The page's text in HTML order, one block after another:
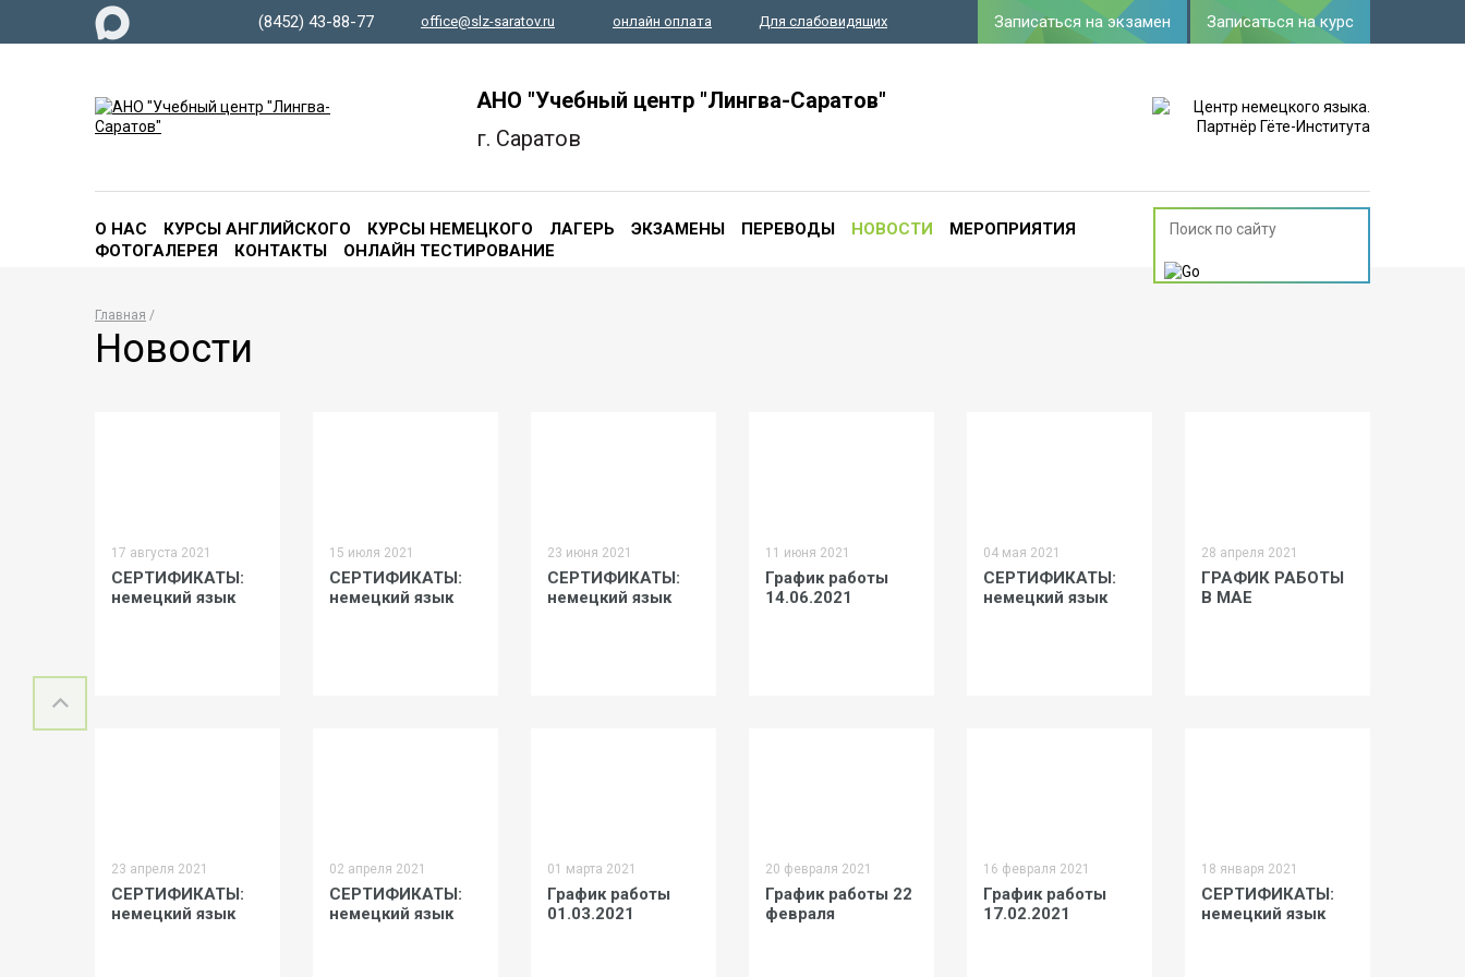
Главная
Новости
17 августа 2021
СЕРТИФИКАТЫ:
немецкий язык
15 июля 2021
СЕРТИФИКАТЫ:
немецкий язык
23 июня 2021
СЕРТИФИКАТЫ:
немецкий язык
11 июня 2021
График работы
14.06.2021
04 мая 2021
СЕРТИФИКАТЫ:
немецкий язык
28 апреля 2021
ГРАФИК РАБОТЫ
В МАЕ
23 апреля 2021
СЕРТИФИКАТЫ:
немецкий язык
02 апреля 2021
СЕРТИФИКАТЫ:
немецкий язык
01 марта 2021
График работы
01.03.2021
20 февраля 2021
График работы 22
февраля
16 февраля 2021
График работы
17.02.2021
18 января 2021
СЕРТИФИКАТЫ:
немецкий язык
(8452) 43-88-77 office@slz-saratov.ru онлайн оплата Для слабовидящих
АНО "Учебный центр "Лингва-Саратов"
г. Саратов
Записаться на экзамен Записаться на курс
О НАС КУРСЫ АНГЛИЙСКОГО КУРСЫ НЕМЕЦКОГО ЛАГЕРЬ ЭКЗАМЕНЫ ПЕРЕВОДЫ НОВОСТИ
МЕРОПРИЯТИЯ
ФОТОГАЛЕРЕЯ
КОНТАКТЫ ОНЛАЙН ТЕСТИРОВАНИЕ